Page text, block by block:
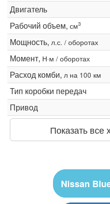
Двигатель
Рабочий объем, см3
Мощность, л.с. / оборотах
Момент, Н·м / оборотах
Расход комби, л на 100 км
Тип коробки передач
Привод
Показать все
Nissan